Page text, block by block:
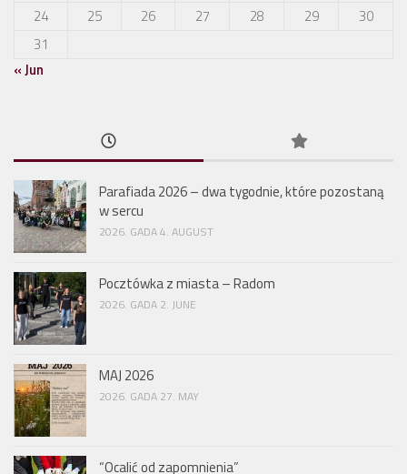
24
25 26 27 28 29
30
31
« Jun
Parafiada 2026 – dwa tygodnie, które pozostaną
w sercu
2026. GADA 4. AUGUST
Pocztówka z miasta – Radom
2026. GADA 2. JUNE
MAJ 2026
2026. GADA 27. MAY
“Ocalić od zapomnienia”